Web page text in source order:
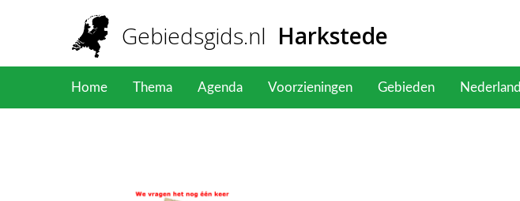
Gebiedsgids.nl Harkstede
Home Thema Agenda Voorzieningen Gebieden Nederland